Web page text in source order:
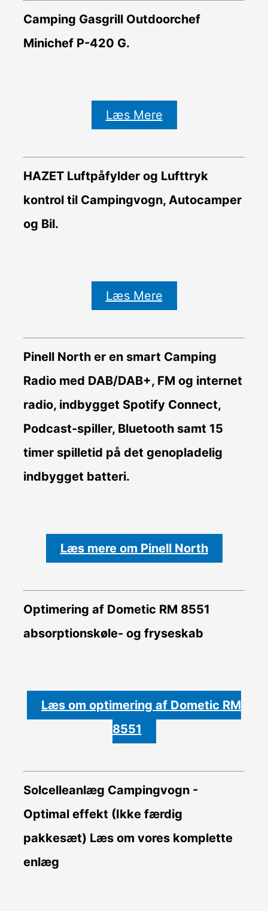
Camping Gasgrill Outdoorchef
Minichef P-420 G.
Læs Mere
HAZET Luftpåfylder og Lufttryk
kontrol til Campingvogn, Autocamper
og Bil.
Læs Mere
Pinell North er en smart Camping
Radio med DAB/DAB+, FM og internet
radio, indbygget Spotify Connect,
Podcast-spiller, Bluetooth samt 15
timer spilletid på det genopladelig
indbygget batteri.
Læs mere om Pinell North
Optimering af Dometic RM 8551
absorptionskøle- og fryseskab
Læs om optimering af Dometic RM
8551
Solcelleanlæg Campingvogn -
Optimal effekt (Ikke færdig
pakkesæt) Læs om vores komplette
enlæg